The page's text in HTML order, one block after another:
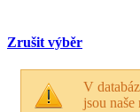
Zrušit výběr
V
jsou